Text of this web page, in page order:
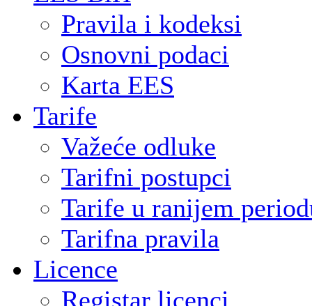
Pravila i kodeksi
Osnovni podaci
Karta EES
Tarife
Važeće odluke
Tarifni postupci
Tarife u ranijem
Tarifna pravila
Licence
Registar licenci